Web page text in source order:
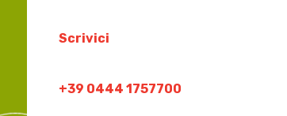
Scrivici
+39 0444 1757700